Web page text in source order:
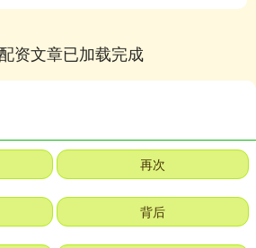
资文章已加载完成
再次
背后